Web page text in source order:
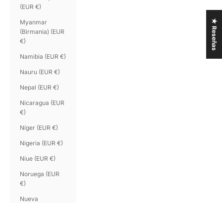
(EUR €)
Myanmar
(Birmania) (EUR
€)
Namibia (EUR €)
Nauru (EUR €)
Nepal (EUR €)
Nicaragua (EUR
€)
Níger (EUR €)
Nigeria (EUR €)
Niue (EUR €)
Noruega (EUR
€)
Nueva
★ Reseñas